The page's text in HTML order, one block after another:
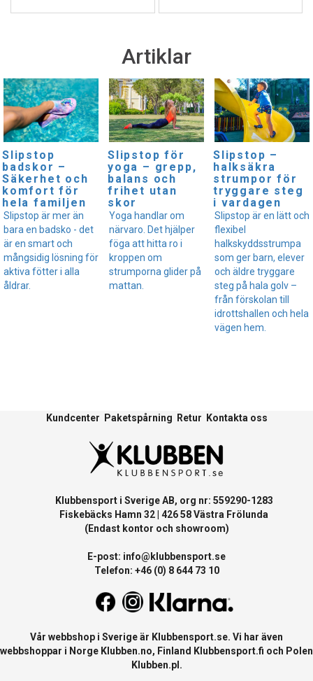
Artiklar
Slipstop
badskor –
Säkerhet och
komfort för
hela familjen
Slipstop är mer än
bara en badsko - det
är en smart och
mångsidig lösning för
aktiva fötter i alla
åldrar.
Slipstop för
yoga – grepp,
balans och
frihet utan
skor
Yoga handlar om
närvaro. Det hjälper
föga att hitta ro i
kroppen om
strumporna glider på
mattan.
Slipstop –
halksäkra
strumpor för
tryggare steg
i vardagen
Slipstop är en lätt och
flexibel
halkskyddsstrumpa
som ger barn, elever
och äldre tryggare
steg på hala golv –
från förskolan till
idrottshallen och hela
vägen hem.
Kundcenter Paketspårning Retur Kontakta oss
Klubbensport i Sverige AB, org nr: 559290-1283
Fiskebäcks Hamn 32 | 426 58 Västra Frölunda
(Endast kontor och showroom)
E-post: info@klubbensport.se
Telefon: +46 (0) 8 644 73 10
Vår webbshop i Sverige är Klubbensport.se. Vi har även
webbshoppar i Norge Klubben.no, Finland Klubbensport.fi och Polen
Klubben.pl .